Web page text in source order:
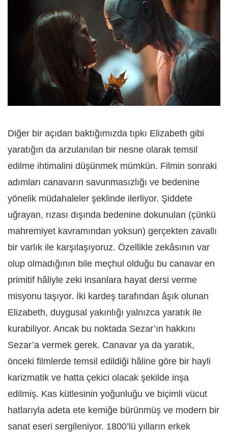
Diğer bir açıdan baktığımızda tıpkı Elizabeth gibi
yaratığın da arzulanılan bir nesne olarak temsil
edilme ihtimalini düşünmek mümkün. Filmin sonraki
adımları canavarın savunmasızlığı ve bedenine
yönelik müdahaleler şeklinde ilerliyor. Şiddete
uğrayan, rızası dışında bedenine dokunulan (çünkü
mahremiyet kavramından yoksun) gerçekten zavallı
bir varlık ile karşılaşıyoruz. Özellikle zekâsının var
olup olmadığının bile meçhul olduğu bu canavar en
primitif hâliyle zeki insanlara hayat dersi verme
misyonu taşıyor. İki kardeş tarafından âşık olunan
Elizabeth, duygusal yakınlığı yalnızca yaratık ile
kurabiliyor. Ancak bu noktada Sezar’ın hakkını
Sezar’a vermek gerek. Canavar ya da yaratık,
önceki filmlerde temsil edildiği hâline göre bir hayli
karizmatik ve hatta çekici olacak şekilde inşa
edilmiş. Kas kütlesinin yoğunluğu ve biçimli vücut
hatlarıyla adeta ete kemiğe bürünmüş ve modern bir
sanat eseri sergileniyor. 1800’lü yılların erkek